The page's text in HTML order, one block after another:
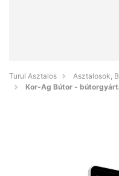
Turul Asztalos
Asztalosok,
Kor-Ag Bútor -